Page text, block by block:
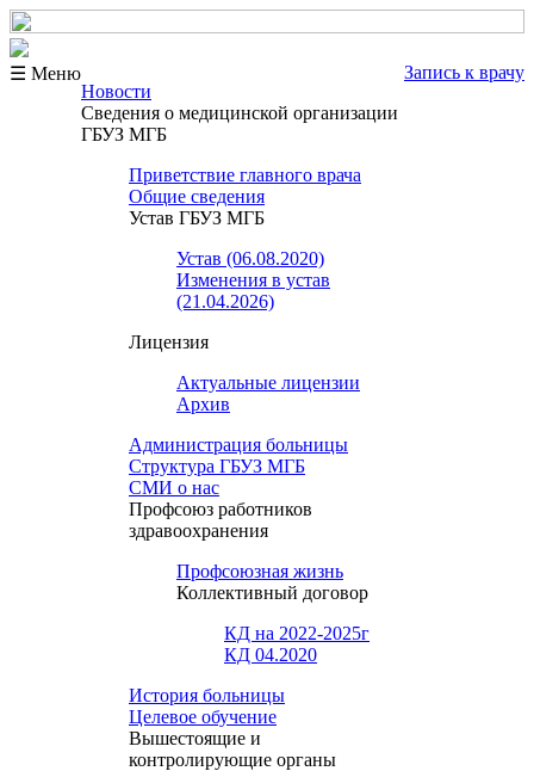
☰ Меню
Запись к врачу
Новости
Сведения о медицинской организации
ГБУЗ МГБ
Приветствие главного врача
Общие сведения
Устав ГБУЗ МГБ
Устав (06.08.2020)
Изменения в устав
(21.04.2026)
Лицензия
Актуальные лицензии
Архив
Администрация больницы
Структура ГБУЗ МГБ
СМИ о нас
Профсоюз работников
здравоохранения
Профсоюзная жизнь
Коллективный договор
КД на 2022-2025г
КД 04.2020
История больницы
Целевое обучение
Вышестоящие и
контролирующие органы